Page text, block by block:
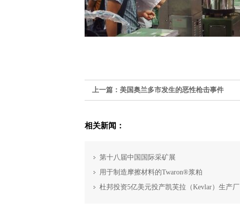
上一篇： 美国奥兰多市发生的恶性枪击事件
相关新闻：
第十八届中国国际采矿展
用于制造摩擦材料的Twaron®浆粕
杜邦投资5亿美元投产凯芙拉（Kevlar）生产厂